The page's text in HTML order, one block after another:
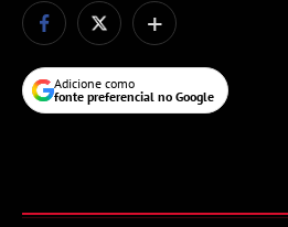
+
Adicione como
fonte preferencial no Google